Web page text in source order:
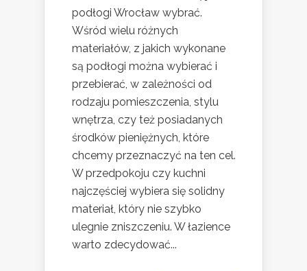
podłogi Wrocław wybrać.
Wśród wielu różnych
materiałów, z jakich wykonane
są podłogi można wybierać i
przebierać, w zależności od
rodzaju pomieszczenia, stylu
wnętrza, czy też posiadanych
środków pieniężnych, które
chcemy przeznaczyć na ten cel.
W przedpokoju czy kuchni
najczęściej wybiera się solidny
materiał, który nie szybko
ulegnie zniszczeniu. W łazience
warto zdecydować...